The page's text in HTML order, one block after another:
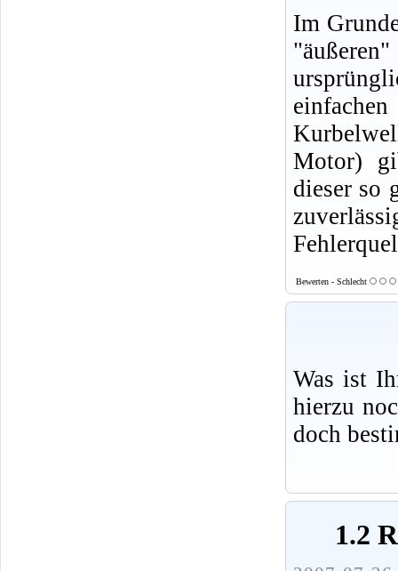
Im
Motor)
dieser so
Bewerten - Schlecht
Was ist
hierzu
doch
1.2